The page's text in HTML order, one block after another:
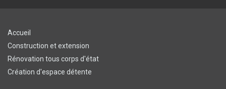
Accueil
Construction et extension
Rénovation tous corps d'état
Création d'espace détente